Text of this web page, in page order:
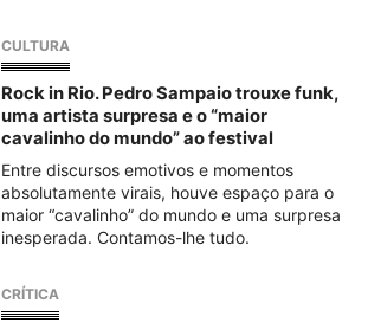
CULTURA
Rock in Rio. Pedro Sampaio trouxe funk,
uma artista surpresa e o “maior
cavalinho do mundo” ao festival
Entre discursos emotivos e momentos
absolutamente virais, houve espaço para o
maior “cavalinho” do mundo e uma surpresa
inesperada. Contamos-lhe tudo.
CRÍTICA